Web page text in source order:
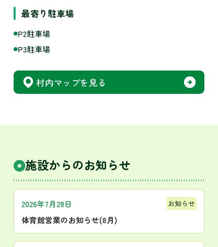
最寄り駐車場
P2駐車場
P3駐車場
村内マップを見る
施設からのお知らせ
2026年7月28日 お知らせ
体育館営業のお知らせ(8月)